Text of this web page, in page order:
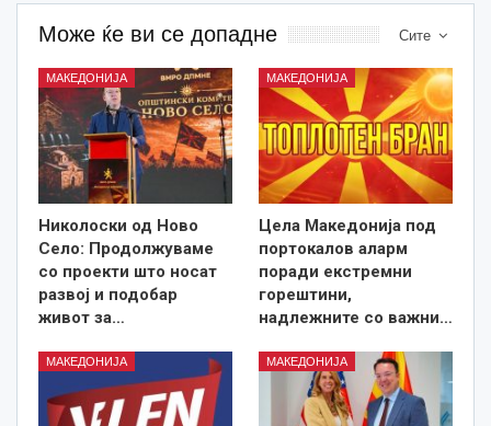
Сите
Може ќе ви се допадне
МАКЕДОНИЈА
Николоски од Ново
Село: Продолжуваме
со проекти што носат
развој и подобар
живот за…
МАКЕДОНИЈА
Цела Македонија под
портокалов аларм
поради екстремни
горештини,
надлежните со важни…
МАКЕДОНИЈА МАКЕДОНИЈА